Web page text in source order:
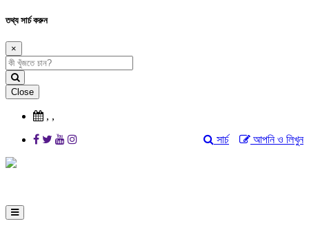
তথ্য সার্চ করুন
×
Close
, ,
আপনি ও লিখুন
সার্চ